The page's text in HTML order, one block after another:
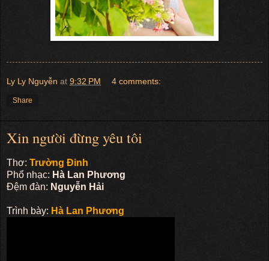
Ly Ly Nguyễn at 9:32 PM 4 comments:
Share
Xin người đừng yêu tôi
Thơ: Trường Đinh
Phổ nhạc: Hà Lan Phương
Đệm đàn: Nguyễn Hải
Trình bày: Hà Lan Phương